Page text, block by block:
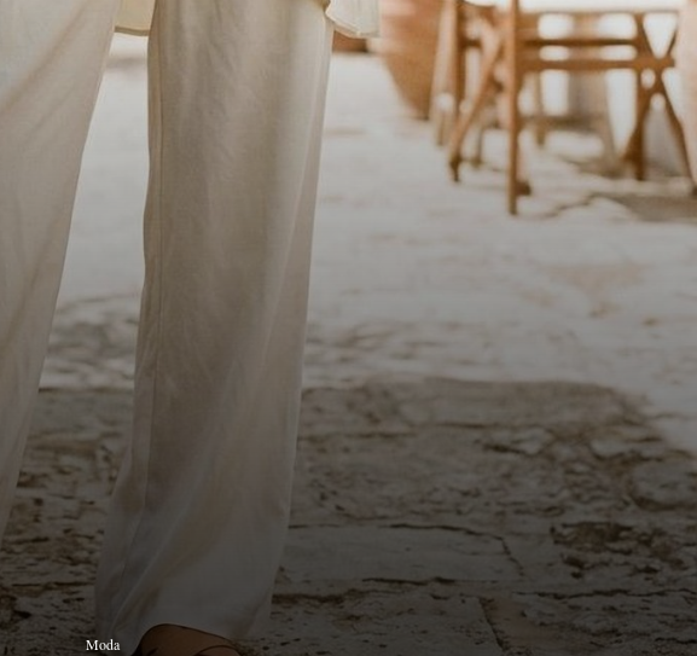
Moda